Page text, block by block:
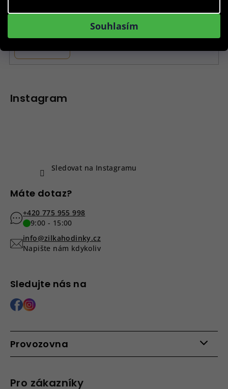
Souhlasím
osobních údajů
Pro zákazníky
Instagram
Sledovat na Instagramu
Máte dotaz?
+420 775 955 998
9:00 - 15:00
info@zilkahodinky.cz
Napište nám kdykoliv
Sledujte nás na
Provozovna
Roháčova 639, 390 02 Tábor